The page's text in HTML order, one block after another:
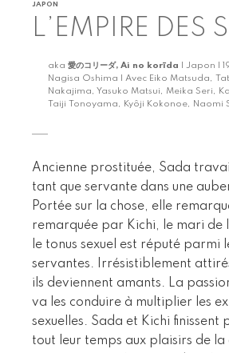
JAPON
L’EMPIRE DES
aka 愛のコリーダ, Ai no korīda | Japon |
Nagisa Oshima | Avec Eiko Matsuda,
Nakajima, Yasuko Matsui, Meika Seri,
Taiji Tonoyama, Kyôji Kokonoe, Naomi
Ancienne prostituée, Sada
tant que servante dans une
Portée sur la chose, elle
remarquée par Kichi, le mari de
le tonus sexuel est réputé parmi
servantes. Irrésistiblement
ils deviennent amants. La
va les conduire à multiplier les
sexuelles. Sada et Kichi finissent
tout leur temps aux plaisirs de la